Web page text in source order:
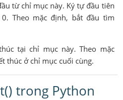
từ chỉ mục này. Ký tự đầu tiên
Theo mặc định, bắt đầu tìm
tại chỉ mục này. Theo mặc
thúc ở chỉ mục cuối cùng.
trong Python